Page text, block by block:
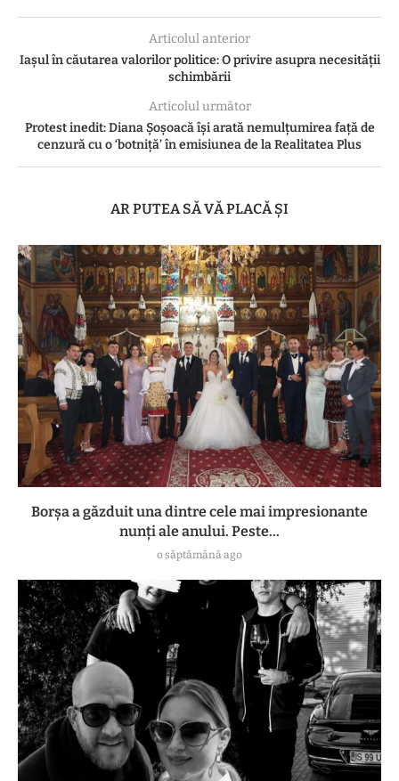
Articolul anterior
Iașul în căutarea valorilor politice: O privire asupra necesității
schimbării
Articolul următor
Protest inedit: Diana Șoșoacă își arată nemulțumirea față de
cenzură cu o ‘botniță’ în emisiunea de la Realitatea Plus
AR PUTEA SĂ VĂ PLACĂ ȘI
Borșa a găzduit una dintre cele mai impresionante
nunți ale anului. Peste...
o săptămână ago